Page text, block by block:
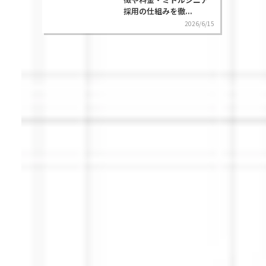
採用の仕組みを徹...
2026/6/15